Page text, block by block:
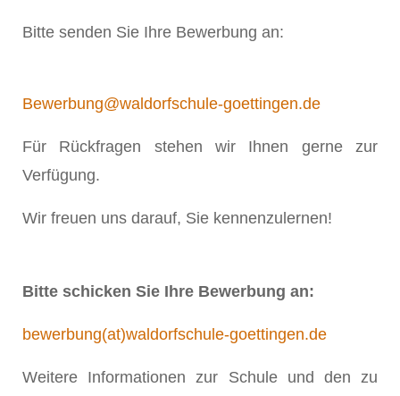
Bitte senden Sie Ihre Bewerbung an:
Bewerbung@waldorfschule-goettingen.de
Für Rückfragen stehen wir Ihnen gerne zur
Verfügung.
Wir freuen uns darauf, Sie kennenzulernen!
Bitte schicken Sie Ihre Bewerbung an:
bewerbung(at)waldorfschule-goettingen.de
Weitere Informationen zur Schule und den zu